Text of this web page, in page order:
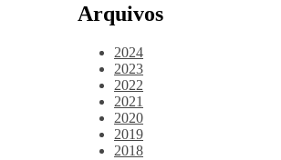
Arquivos
2024
2023
2022
2021
2020
2019
2018